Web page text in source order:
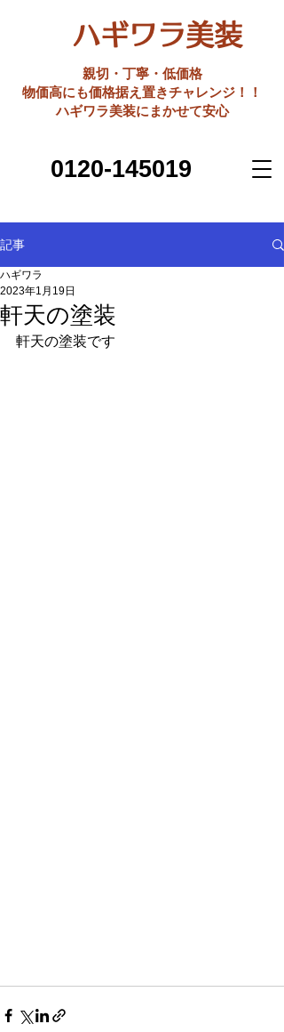
ハギワラ美装
親切・丁寧・低価格
​物価高にも価格据え置きチャレンジ！！
ハギワラ美装にまかせて安心
0120-145019
記事
軒天の塗装
ハギワラ
2023年1月19日
軒天の塗装です